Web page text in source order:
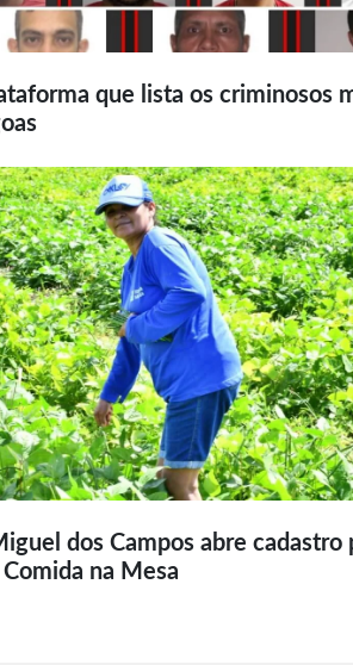
que lista os criminosos
dos Campos abre cadastro
na Mesa